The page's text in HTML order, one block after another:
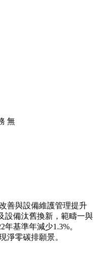
無
善與設備維護管理提升
設備汰舊換新，範疇一與
基準年減少1.3%。
淨零碳排願景。